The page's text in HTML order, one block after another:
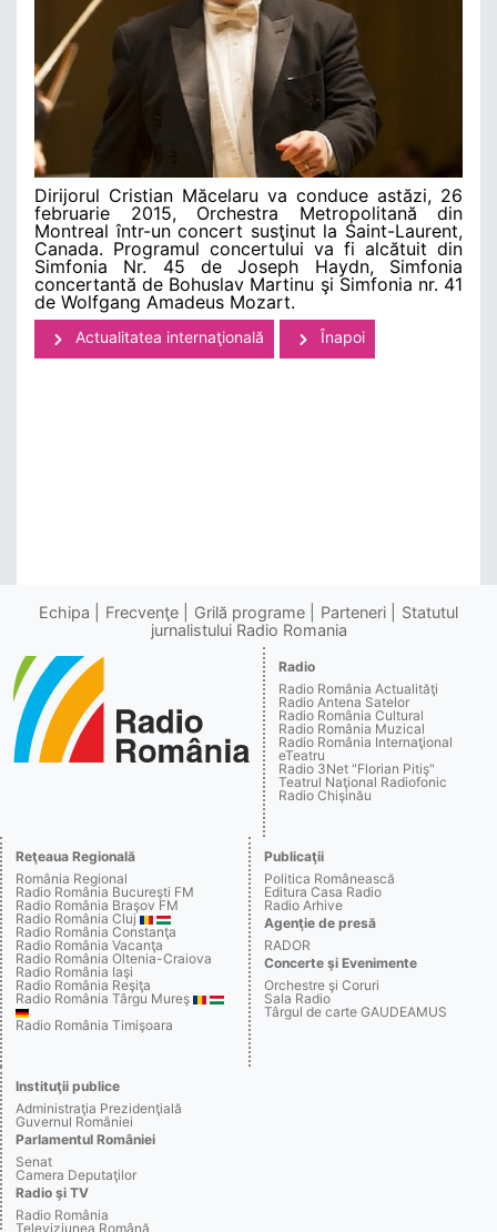
Dirijorul Cristian Măcelaru va conduce astăzi, 26
februarie 2015, Orchestra Metropolitană din
Montreal într-un concert susţinut la Saint-Laurent,
Canada. Programul concertului va fi alcătuit din
Simfonia Nr. 45 de Joseph Haydn, Simfonia
concertantă de Bohuslav Martinu şi Simfonia nr. 41
de Wolfgang Amadeus Mozart.
Actualitatea internaţională Înapoi
Echipa Frecvenţe Grilă programe Parteneri
Statutul
jurnalistului Radio Romania
Radio
Radio România Actualităţi
Radio Antena Satelor
Radio România Cultural
Radio România Muzical
Radio România Internaţional
eTeatru
Radio 3Net "Florian Pitiş"
Teatrul Naţional Radiofonic
Radio Chişinău
Reţeaua Regională
România Regional
Radio România Bucureşti FM
Radio România Braşov FM
Radio România Cluj
Radio România Constanţa
Radio România Vacanţa
Radio România Oltenia-Craiova
Radio România Iaşi
Radio România Reşiţa
Radio România Târgu Mureş
Radio România Timişoara
Publicaţii
Politica Românească
Editura Casa Radio
Radio Arhive
Agenţie de presă
RADOR
Concerte şi Evenimente
Orchestre şi Coruri
Sala Radio
Târgul de carte GAUDEAMUS
Instituţii publice
Administraţia Prezidenţială
Guvernul României
Parlamentul României
Senat
Camera Deputaţilor
Radio şi TV
Radio România
Televiziunea Română